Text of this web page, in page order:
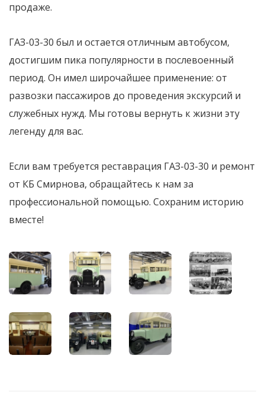
продаже.
ГАЗ-03-30 был и остается отличным автобусом,
достигшим пика популярности в послевоенный
период. Он имел широчайшее применение: от
развозки пассажиров до проведения экскурсий и
служебных нужд. Мы готовы вернуть к жизни эту
легенду для вас.
Если вам требуется реставрация ГАЗ-03-30 и ремонт
от КБ Смирнова, обращайтесь к нам за
профессиональной помощью. Сохраним историю
вместе!